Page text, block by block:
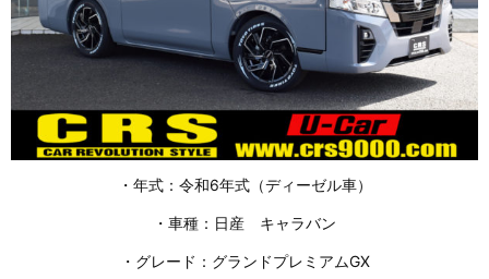
・年式：令和6年式（ディーゼル車）
・車種：日産 キャラバン
・グレード：グランドプレミアムGX